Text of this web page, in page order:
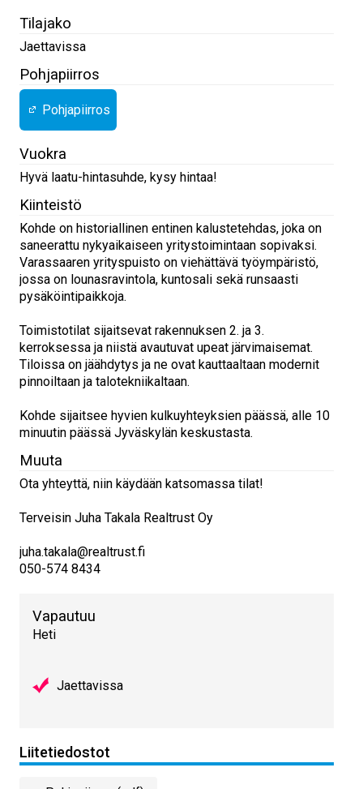
Tilajako
Jaettavissa
Pohjapiirros
Pohjapiirros
Vuokra
Hyvä laatu-hintasuhde, kysy hintaa!
Kiinteistö
Kohde on historiallinen entinen kalustetehdas, joka on
saneerattu nykyaikaiseen yritystoimintaan sopivaksi.
Varassaaren yrityspuisto on viehättävä työympäristö,
jossa on lounasravintola, kuntosali sekä runsaasti
pysäköintipaikkoja.
Toimistotilat sijaitsevat rakennuksen 2. ja 3.
kerroksessa ja niistä avautuvat upeat järvimaisemat.
Tiloissa on jäähdytys ja ne ovat kauttaaltaan modernit
pinnoiltaan ja talotekniikaltaan.
Kohde sijaitsee hyvien kulkuyhteyksien päässä, alle 10
minuutin päässä Jyväskylän keskustasta.
Muuta
Ota yhteyttä, niin käydään katsomassa tilat!
Terveisin Juha Takala Realtrust Oy
juha.takala@realtrust.fi
050-574 8434
Vapautuu
Heti
Jaettavissa
Liitetiedostot